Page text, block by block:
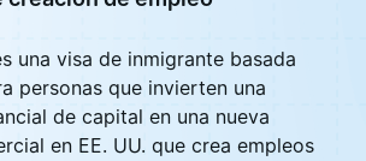
una visa de inmigrante basada
personas que invierten una
de capital en una nueva
en EE. UU. que crea empleos